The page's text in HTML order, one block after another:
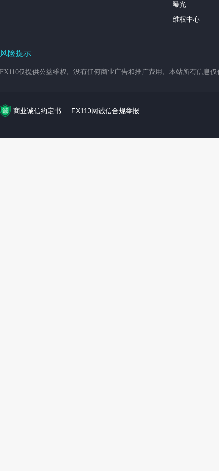
曝光
维权中心
风险提示
FX110仅提供公益维权。没有任何商业广告和推广费用。本站所有信息
商业诚信约定书 FX110网诚信合规举报